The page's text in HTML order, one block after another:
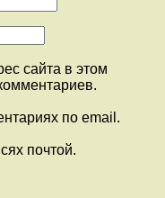
сайта в этом
по email.
почтой.